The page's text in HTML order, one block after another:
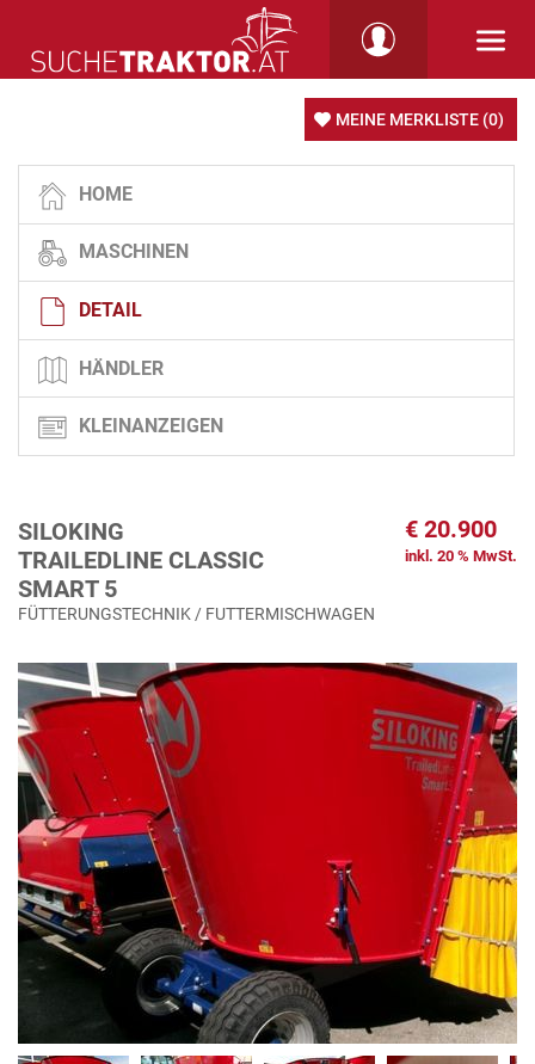
MEINE MERKLISTE (0)
HOME
MASCHINEN
DETAIL
HÄNDLER
KLEINANZEIGEN
SILOKING
TRAILEDLINE CLASSIC
SMART 5
€ 20.900
inkl. 20 % MwSt.
FÜTTERUNGSTECHNIK / FUTTERMISCHWAGEN